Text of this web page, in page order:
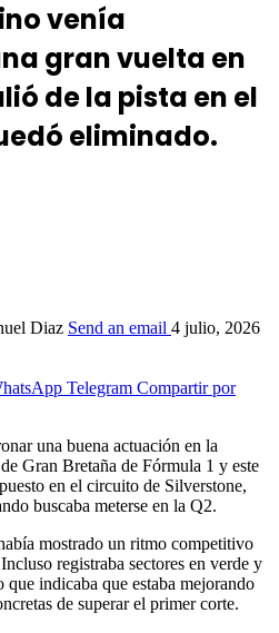
venía
gran vuelta en
de la pista en el
eliminado.
Diaz Send an email 4 julio, 2026
Telegram Compartir por
una buena actuación en la
Gran Bretaña de Fórmula 1 y este
en el circuito de Silverstone,
buscaba meterse en la Q2.
mostrado un ritmo competitivo
registraba sectores en verde y
indicaba que estaba mejorando
de superar el primer corte.